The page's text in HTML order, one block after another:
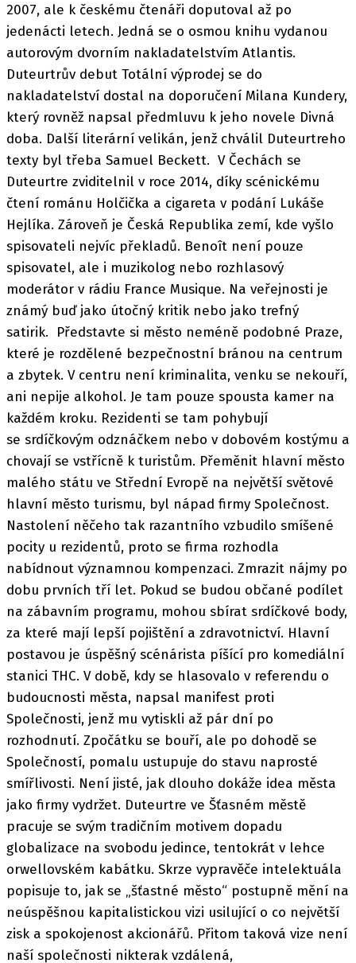
2007, ale k českému čtenáři doputoval až po
jedenácti letech. Jedná se o osmou knihu vydanou
autorovým dvorním nakladatelstvím Atlantis.
Duteurtrův debut Totální výprodej se do
nakladatelství dostal na doporučení Milana Kundery,
který rovněž napsal předmluvu k jeho novele Divná
doba. Další literární velikán, jenž chválil Duteurtreho
texty byl třeba Samuel Beckett. V Čechách se
Duteurtre zviditelnil v roce 2014, díky scénickému
čtení románu Holčička a cigareta v podání Lukáše
Hejlíka. Zároveň je Česká Republika zemí, kde vyšlo
spisovateli nejvíc překladů. Benoît není pouze
spisovatel, ale i muzikolog nebo rozhlasový
moderátor v rádiu France Musique. Na veřejnosti je
známý buď jako útočný kritik nebo jako trefný
satirik. Představte si město neméně podobné Praze,
které je rozdělené bezpečnostní bránou na centrum
a zbytek. V centru není kriminalita, venku se nekouří,
ani nepije alkohol. Je tam pouze spousta kamer na
každém kroku. Rezidenti se tam pohybují
se srdíčkovým odznáčkem nebo v dobovém kostýmu a
chovají se vstřícně k turistům. Přeměnit hlavní město
malého státu ve Střední Evropě na největší světové
hlavní město turismu, byl nápad firmy Společnost.
Nastolení něčeho tak razantního vzbudilo smíšené
pocity u rezidentů, proto se firma rozhodla
nabídnout významnou kompenzaci. Zmrazit nájmy po
dobu prvních tří let. Pokud se budou občané podílet
na zábavním programu, mohou sbírat srdíčkové body,
za které mají lepší pojištění a zdravotnictví. Hlavní
postavou je úspěšný scénárista píšící pro komediální
stanici THC. V době, kdy se hlasovalo v referendu o
budoucnosti města, napsal manifest proti
Společnosti, jenž mu vytiskli až pár dní po
rozhodnutí. Zpočátku se bouří, ale po dohodě se
Společností, pomalu ustupuje do stavu naprosté
smířlivosti. Není jisté, jak dlouho dokáže idea města
jako firmy vydržet. Duteurtre ve Šťasném městě
pracuje se svým tradičním motivem dopadu
globalizace na svobodu jedince, tentokrát v lehce
orwellovském kabátku. Skrze vypravěče intelektuála
popisuje to, jak se „šťastné město“ postupně mění na
neúspěšnou kapitalistickou vizi usilující o co největší
zisk a spokojenost akcionářů. Přitom taková vize není
naší společnosti nikterak vzdálená,